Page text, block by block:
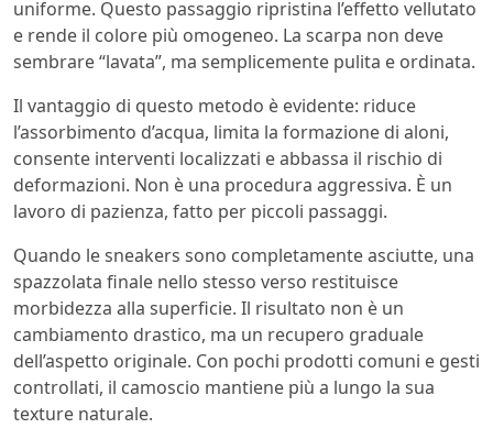
uniforme. Questo passaggio ripristina l’effetto vellutato
e rende il colore più omogeneo. La scarpa non deve
sembrare “lavata”, ma semplicemente pulita e ordinata.
Il vantaggio di questo metodo è evidente: riduce
l’assorbimento d’acqua, limita la formazione di aloni,
consente interventi localizzati e abbassa il rischio di
deformazioni. Non è una procedura aggressiva. È un
lavoro di pazienza, fatto per piccoli passaggi.
Quando le sneakers sono completamente asciutte, una
spazzolata finale nello stesso verso restituisce
morbidezza alla superficie. Il risultato non è un
cambiamento drastico, ma un recupero graduale
dell’aspetto originale. Con pochi prodotti comuni e gesti
controllati, il camoscio mantiene più a lungo la sua
texture naturale.